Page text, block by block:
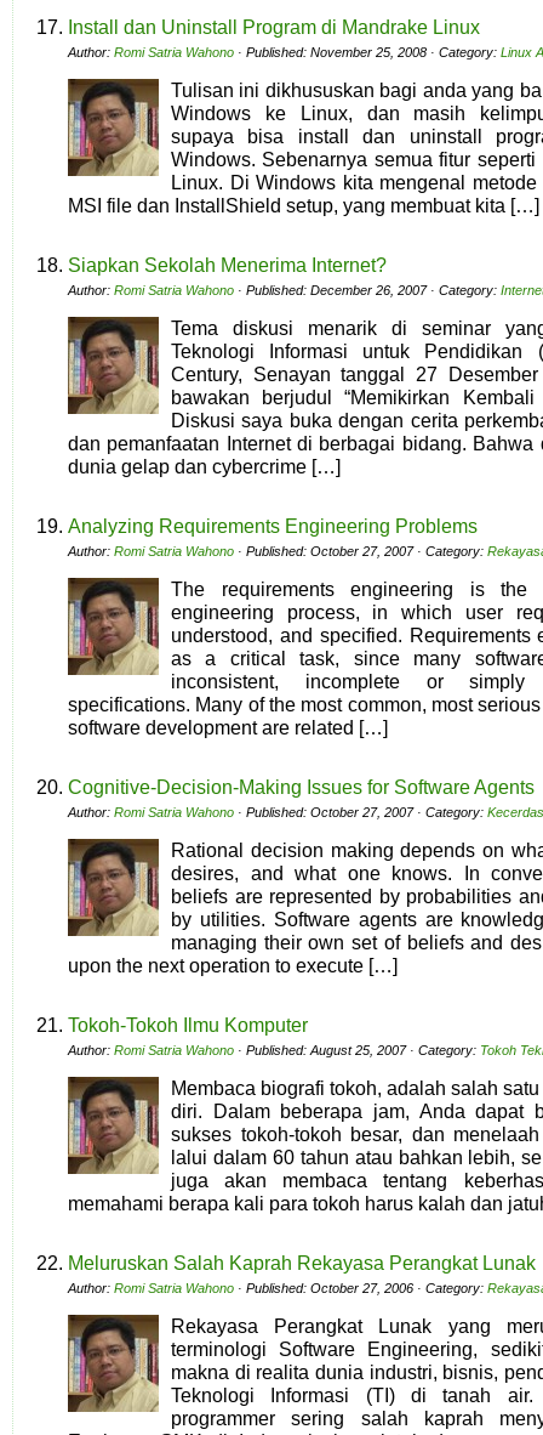
Install dan Uninstall Program di Mandrake Linux
Author: Romi Satria Wahono · Published: November 25, 2008 · Category: Linux
Tulisan ini dikhususkan bagi anda yang
Windows ke Linux, dan masih
supaya bisa install dan uninstall
Windows. Sebenarnya semua fitur
Linux. Di Windows kita mengenal
MSI file dan InstallShield setup, yang membuat kita […]
Siapkan Sekolah Menerima Internet?
Author: Romi Satria Wahono · Published: December 26, 2007 · Category:
Tema diskusi menarik di seminar
Teknologi Informasi untuk
Century, Senayan tanggal 27
bawakan berjudul “Memikirkan
Diskusi saya buka dengan cerita
dan pemanfaatan Internet di berbagai bidang.
dunia gelap dan cybercrime […]
Analyzing Requirements Engineering Problems
Author: Romi Satria Wahono · Published: October 27, 2007 · Category:
The requirements engineering is
engineering process, in which user
understood, and specified. Requirements
as a critical task, since many
inconsistent, incomplete or simply
specifications. Many of the most common, most
software development are related […]
Cognitive-Decision-Making Issues for Software Agents
Author: Romi Satria Wahono · Published: October 27, 2007 · Category:
Rational decision making depends on
desires, and what one knows. In
beliefs are represented by probabilities
by utilities. Software agents are
managing their own set of beliefs and
upon the next operation to execute […]
Tokoh-Tokoh Ilmu Komputer
Author: Romi Satria Wahono · Published: August 25, 2007 · Category: Tokoh
Membaca biografi tokoh, adalah salah
diri. Dalam beberapa jam, Anda dapat
sukses tokoh-tokoh besar, dan
lalui dalam 60 tahun atau bahkan lebih,
juga akan membaca tentang
memahami berapa kali para tokoh harus kalah dan
Meluruskan Salah Kaprah Rekayasa Perangkat Lunak
Author: Romi Satria Wahono · Published: October 27, 2006 · Category:
Rekayasa Perangkat Lunak yang
terminologi Software Engineering,
makna di realita dunia industri, bisnis,
Teknologi Informasi (TI) di tanah
programmer sering salah kaprah